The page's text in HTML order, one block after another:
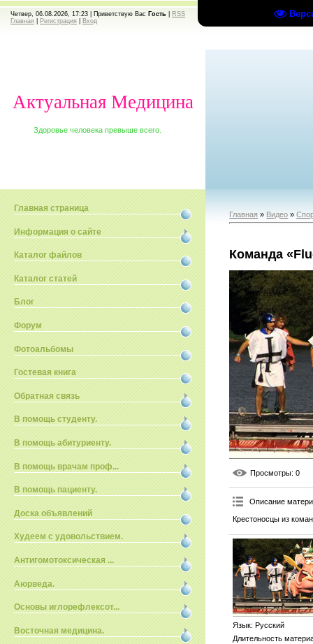
Четвер, 06.08.2026, 17:23 | Приветствую Вас Гость
RSS
Главная
Регистрация Вход
Актуальная Медицина
Здоровье человека превыше всего.
Главная страница
Информация о сайте
Каталог файлов
Каталог статей
Блог
Форум
Фотоальбомы
Гостевая книга
Обратная связь
В помощь студенту.
В помощь абитуриенту.
В помощь врачам проф...
В помощь пациенту.
Доска объявлений
Худеем с удовольствием.
Антигомотоксическая ...
Аюрведа.
Основы иглорефлексот...
Восточная медицина.
Главная » Видео »
Команда
Просмотры: 0
Описание
Крестоносцы из
Язык: Русский
Длительность